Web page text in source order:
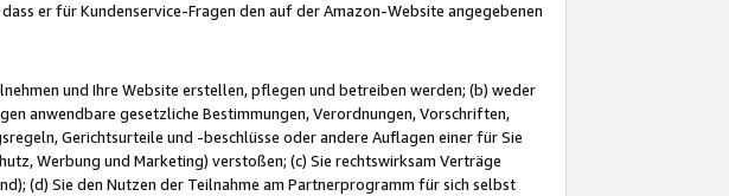
er für Kundenservice-Fragen den auf der Amazon-Website angegebenen
und Ihre Website erstellen, pflegen und betreiben werden; (b) weder
anwendbare gesetzliche Bestimmungen, Verordnungen, Vorschriften,
Gerichtsurteile und -beschlüsse oder andere Auflagen einer für Sie
Werbung und Marketing) verstoßen; (c) Sie rechtswirksam Verträge
(d) Sie den Nutzen der Teilnahme am Partnerprogramm für sich selbst